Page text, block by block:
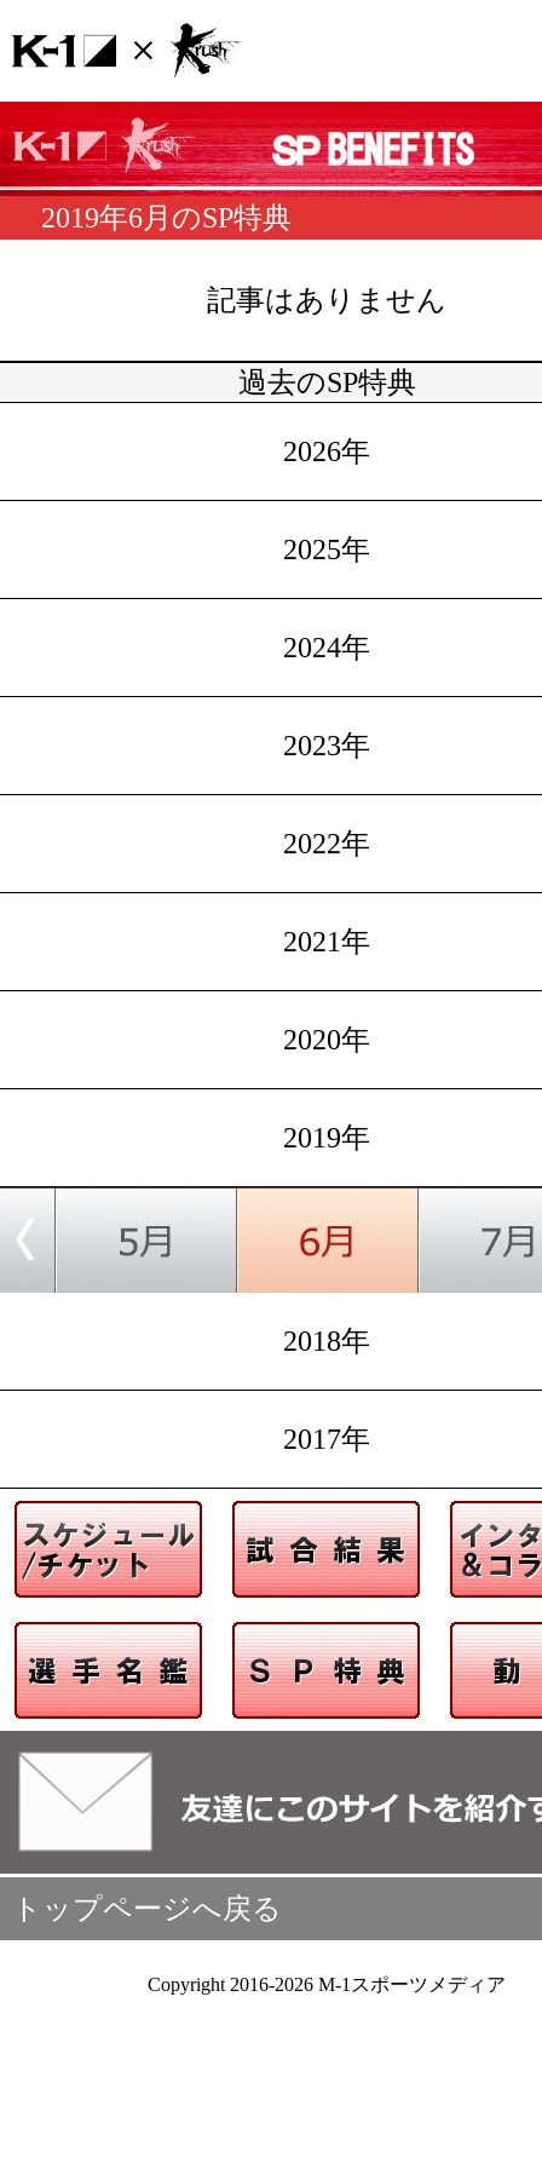
2019年6月のSP特典
記事はありません
過去のSP特典
2026年
2025年
2024年
2023年
2022年
2021年
2020年
2019年
2018年
2017年
トップページへ戻る
Copyright 2016-2026 M-1スポーツメディア